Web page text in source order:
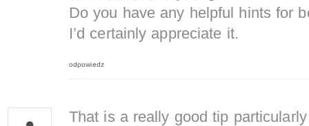
Do you have any helpful hints for
I’d certainly appreciate it.
odpowiedz
That is a really good tip